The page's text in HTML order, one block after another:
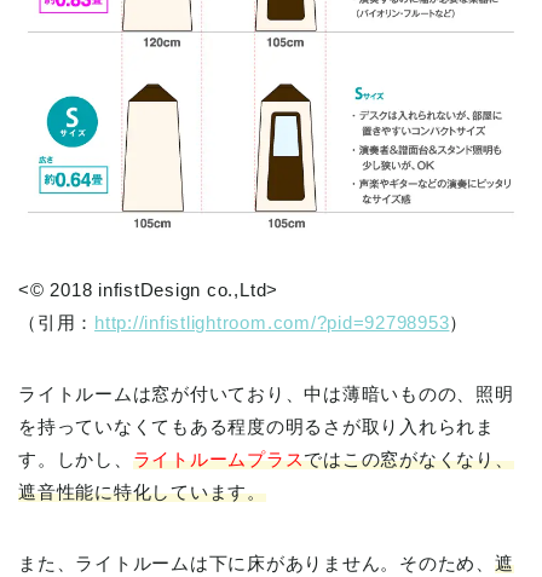
<© 2018 infistDesign co.,Ltd>
（引用： http://infistlightroom.com/?pid=92798953）
ライトルームは窓が付いており、中は薄暗いものの、照明
を持っていなくてもある程度の明るさが取り入れられま
す。しかし、 ライトルームプラスではこの窓がなくなり、
遮音性能に特化しています。
また、ライトルームは下に床がありません。そのため、 遮